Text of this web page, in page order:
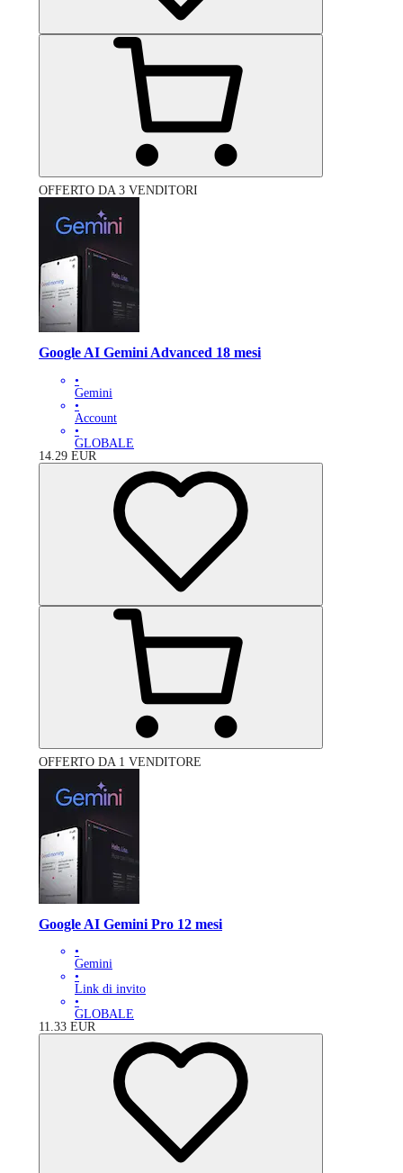
OFFERTO DA 3 VENDITORI
Google AI Gemini Advanced 18 mesi
•
Gemini
•
Account
•
GLOBALE
14.29 EUR
OFFERTO DA 1 VENDITORE
Google AI Gemini Pro 12 mesi
•
Gemini
•
Link di invito
•
GLOBALE
11.33 EUR